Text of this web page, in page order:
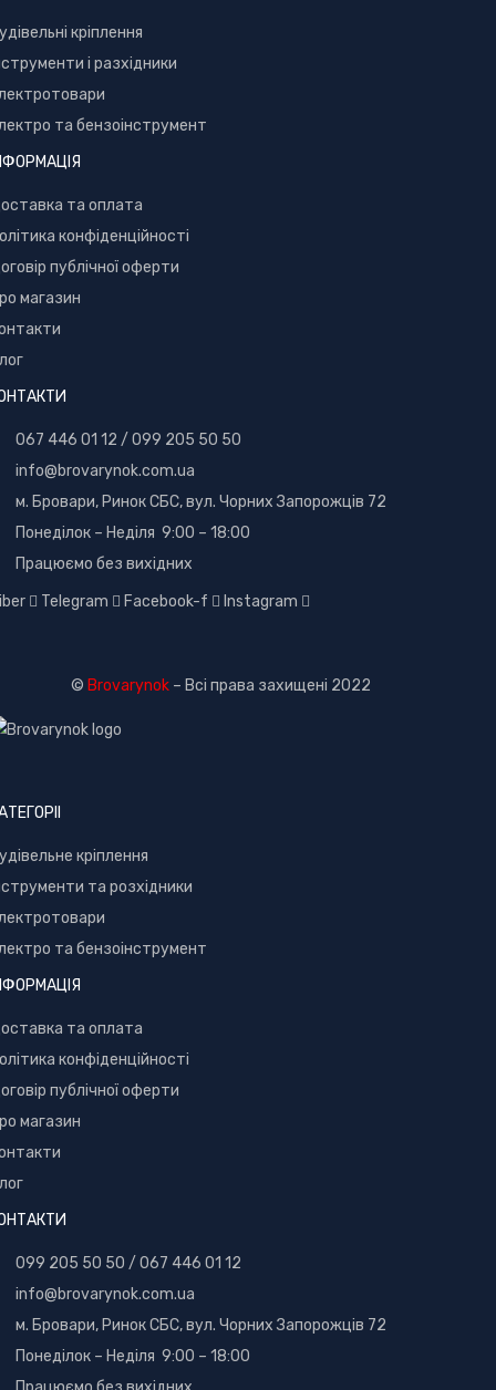
івельні кріплення
і разхідники
та бензоінструмент
та оплата
конфіденційності
публічної оферти
магазин
067 446 01 12 / 099 205 50 50
info@brovarynok.com.ua
м. Бровари, Ринок СБС, вул. Чорних Запорожців 72
Понеділок – Неділя 9:00 – 18:00
Працюємо без вихідних
Telegram Facebook-f Instagram
© Brovarynok– Всі права захищені 2022
кріплення
та розхідники
та бензоінструмент
та оплата
конфіденційності
публічної оферти
магазин
099 205 50 50 / 067 446 01 12
info@brovarynok.com.ua
м. Бровари, Ринок СБС, вул. Чорних Запорожців 72
Понеділок – Неділя 9:00 – 18:00